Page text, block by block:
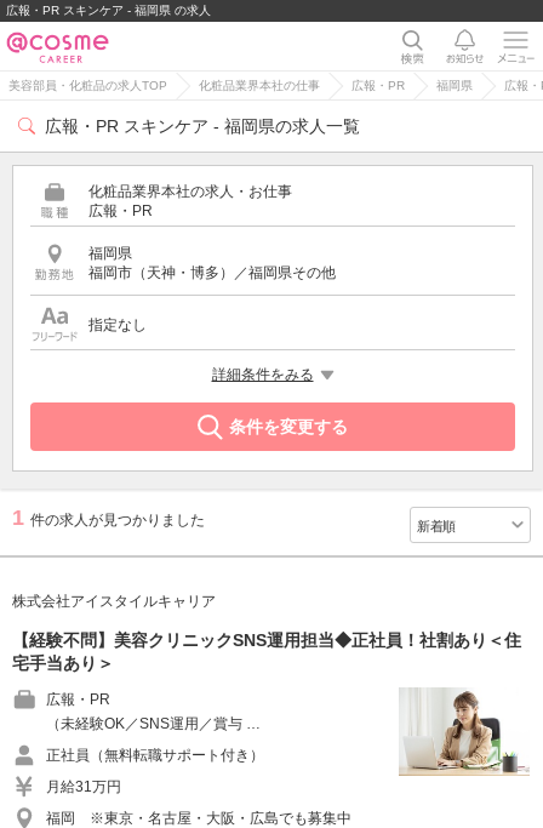
広報・PR スキンケア - 福岡県 の求人
美容部員・化粧品の求人TOP 化粧品業界本社の仕事 広報・PR 福岡県 広報
広報・PR スキンケア - 福岡県の求人一覧
化粧品業界本社の求人・お仕事
広報・PR
福岡県
福岡市（天神・博多）／福岡県その他
指定なし
詳細条件をみる
条件を変更する
1 件の求人が見つかりました
株式会社アイスタイルキャリア
【経験不問】美容クリニックSNS運用担当◆正社員！社割あり＜住
宅手当あり＞
広報・PR
（未経験OK／SNS運用／賞与 …
正社員（無料転職サポート付き）
月給31万円
福岡 ※東京・名古屋・大阪・広島でも募集中